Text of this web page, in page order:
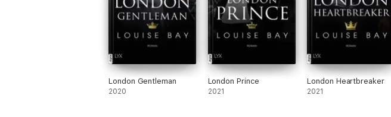
London Gentleman
2020
London Prince
2021
London Heartbreaker
2021